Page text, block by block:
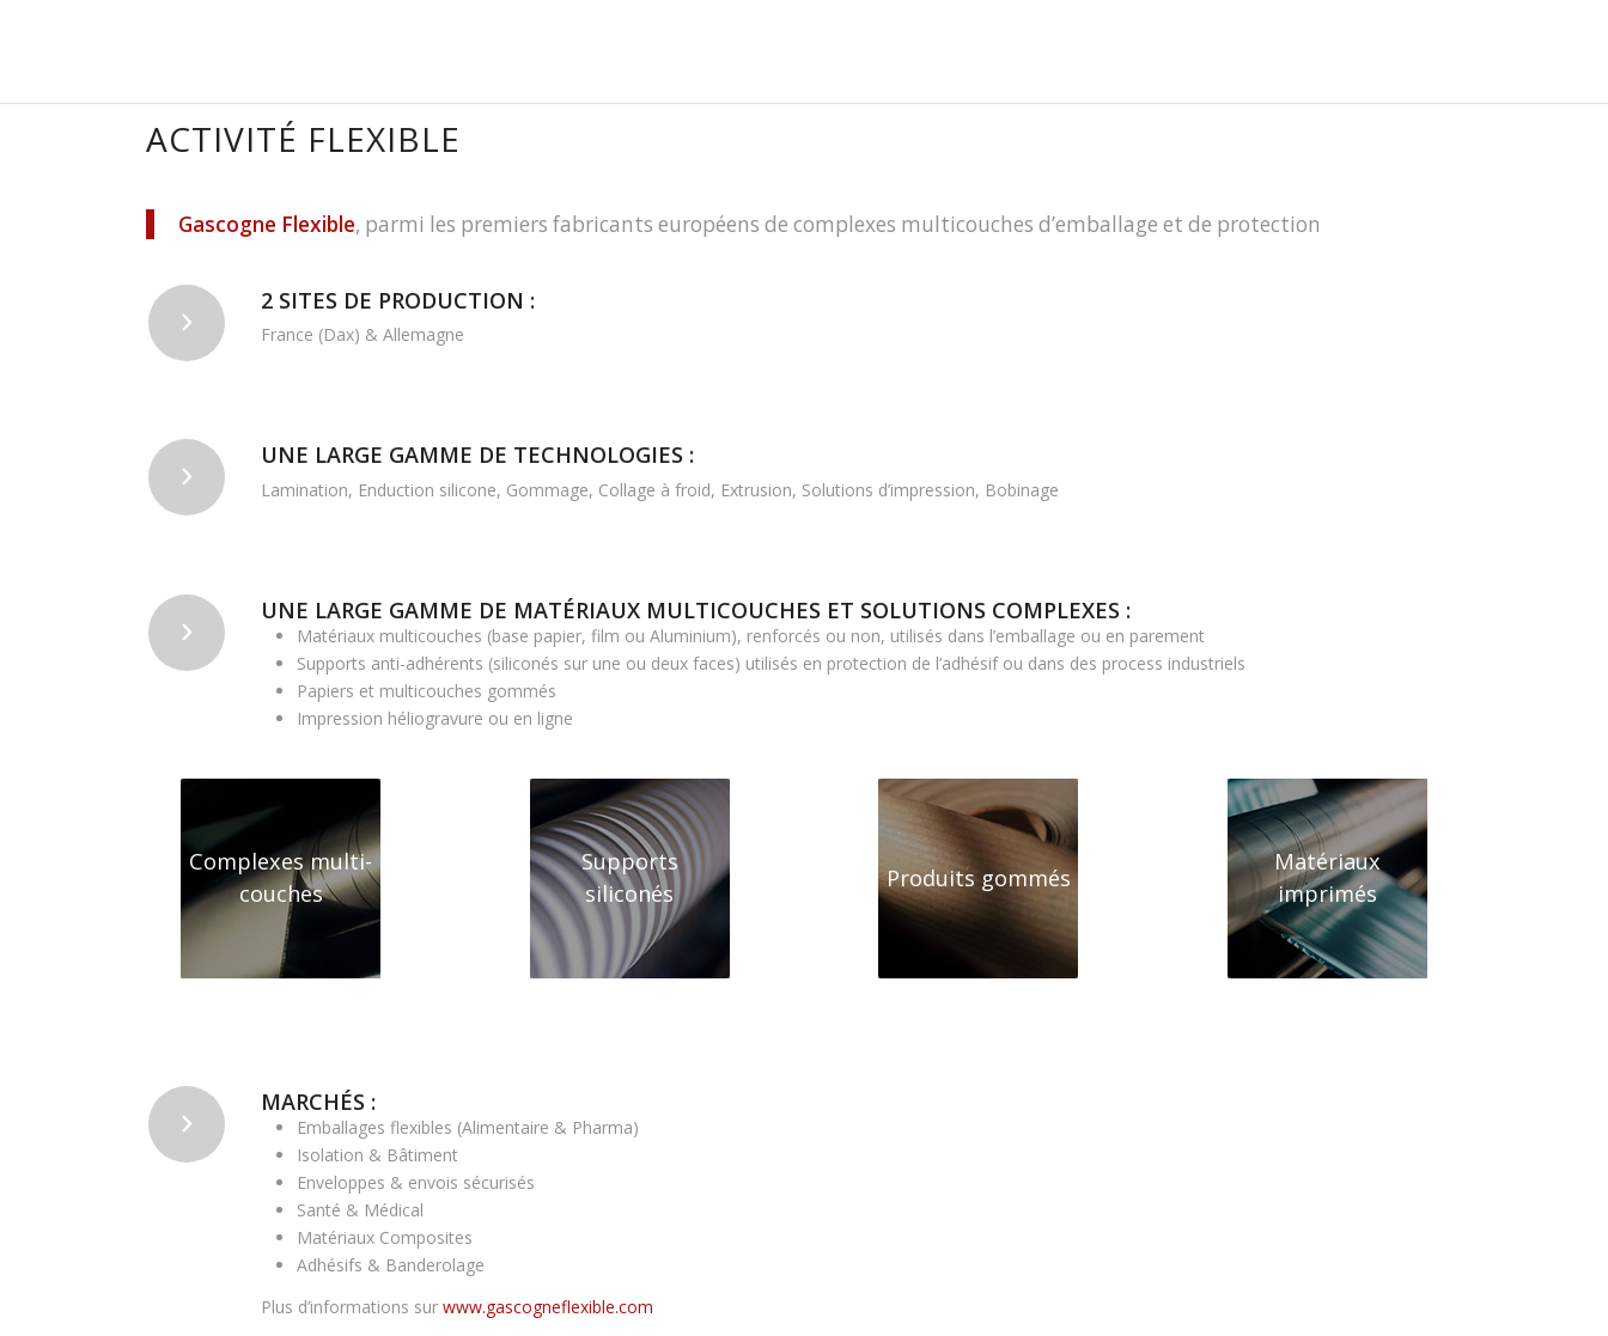
ACTIVITÉ FLEXIBLE
Gascogne Flexible, parmi les premiers fabricants européens de complexes multicouches d’emballage et de protection
2 SITES DE PRODUCTION :
France (Dax) & Allemagne
UNE LARGE GAMME DE TECHNOLOGIES :
Lamination, Enduction silicone, Gommage, Collage à froid, Extrusion, Solutions d’impression, Bobinage
UNE LARGE GAMME DE MATÉRIAUX MULTICOUCHES ET SOLUTIONS COMPLEXES :
Matériaux multicouches (base papier, film ou Aluminium), renforcés ou non, utilisés dans l’emballage ou en parement
Supports anti-adhérents (siliconés sur une ou deux faces) utilisés en protection de l’adhésif ou dans des process industriels
Papiers et multicouches gommés
Impression héliogravure ou en ligne
Complexes multi-
couches
Supports
siliconés
Produits gommés
Matériaux
imprimés
MARCHÉS :
Emballages flexibles (Alimentaire & Pharma)
Isolation & Bâtiment
Enveloppes & envois sécurisés
Santé & Médical
Matériaux Composites
Adhésifs & Banderolage
Plus d’informations sur www.gascogneflexible.com